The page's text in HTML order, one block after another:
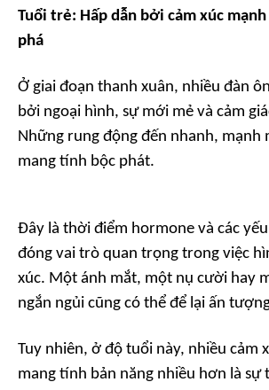
Tuổi trẻ: Hấp dẫn bởi cảm xúc
phá
Ở giai đoạn thanh xuân, nhiều đàn
bởi ngoại hình, sự mới mẻ và cảm
Những rung động đến nhanh, mạnh
mang tính bộc phát.
Đây là thời điểm hormone và các
đóng vai trò quan trọng trong việc
xúc. Một ánh mắt, một nụ cười hay
ngắn ngủi cũng có thể để lại ấn
Tuy nhiên, ở độ tuổi này, nhiều cảm
mang tính bản năng nhiều hơn là sự